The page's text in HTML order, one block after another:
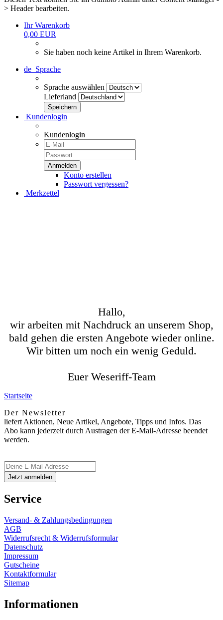
> Header bearbeiten.
Ihr Warenkorb
0,00 EUR
Sie haben noch keine Artikel in Ihrem Warenkorb.
de Sprache
Sprache auswählen
Lieferland
Kundenlogin
Kundenlogin
Konto erstellen
Passwort vergessen?
Merkzettel
Hallo,
wir arbeiten mit Nachdruck an unserem Shop,
bald gehen die ersten Angebote wieder online.
Wir bitten um noch ein wenig Geduld.
Euer Weseriff-Team
Startseite
Der Newsletter
liefert Aktionen, Neue Artikel, Angebote, Tipps und Infos. Das
Abo kann jederzeit durch Austragen der E-Mail-Adresse beendet
werden.
Service
Versand- & Zahlungsbedingungen
AGB
Widerrufsrecht & Widerrufsformular
Datenschutz
Impressum
Gutscheine
Kontaktformular
Sitemap
Informationen